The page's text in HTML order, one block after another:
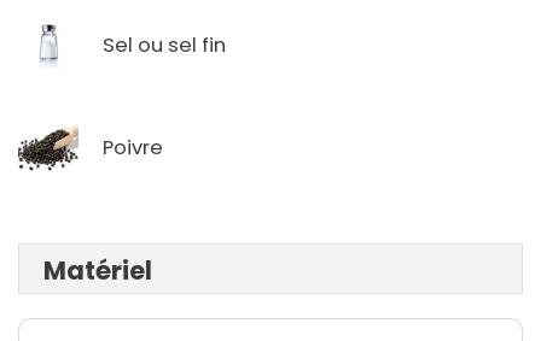
Sel ou sel fin
Poivre
Matériel